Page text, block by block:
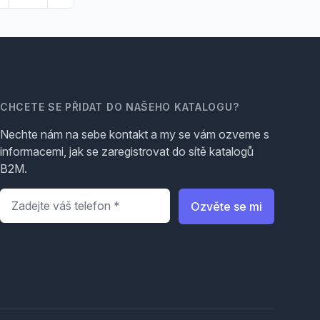
CHCETE SE PŘIDAT DO NAŠEHO KATALOGU?
Nechte nám na sebe kontakt a my se vám ozveme s
informacemi, jak se zaregistrovat do sítě katalogů
B2M.
Telefon
Ozvěte se mi